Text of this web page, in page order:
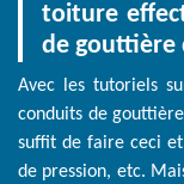
toiture
de gouttière
Avec les tutoriels
conduits de
suffit de faire ceci
de pression, etc.